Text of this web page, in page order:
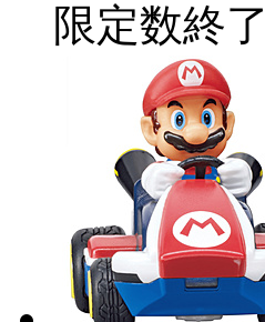
限定数終了